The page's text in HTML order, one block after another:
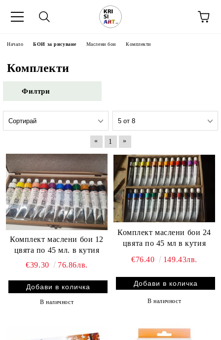
Начало БОИ за рисуване Маслени бои Комплекти
Комплекти
Филтри
« 1 »
Комплект маслени бои 12
цвята по 45 мл. в кутия
€39.30
76.86лв.
В наличност
Комплект маслени бои 24
цвята по 45 мл в кутия
€76.40
149.43лв.
В наличност